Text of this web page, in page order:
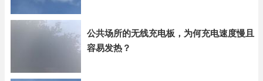
公共场所的无线充电板，为何充电速度慢且
容易发热？